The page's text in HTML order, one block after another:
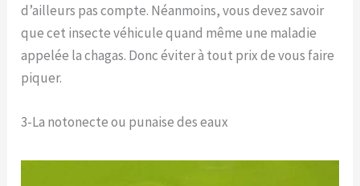
d’ailleurs pas compte. Néanmoins, vous devez savoir
que cet insecte véhicule quand même une maladie
appelée la chagas. Donc éviter à tout prix de vous faire
piquer.
3-La notonecte ou punaise des eaux